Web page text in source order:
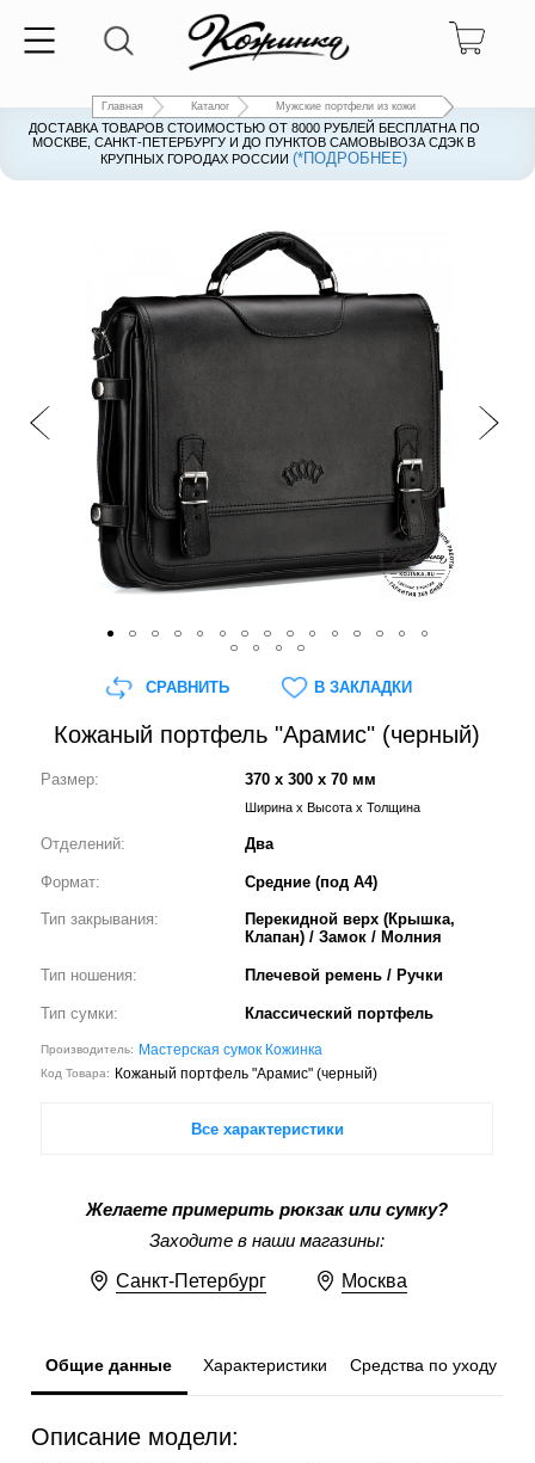
Главная Каталог Мужские портфели из кожи
ДОСТАВКА ТОВАРОВ СТОИМОСТЬЮ ОТ 8000 РУБЛЕЙ БЕСПЛАТНА ПО
МОСКВЕ, САНКТ-ПЕТЕРБУРГУ И ДО ПУНКТОВ САМОВЫВОЗА СДЭК В
КРУПНЫХ ГОРОДАХ РОССИИ(*ПОДРОБНЕЕ)
ДОСТАВКА ТОВАРОВ СТОИМОСТЬЮ ОТ 8000 РУБЛЕЙ БЕСПЛАТНА ПО
МОСКВЕ, САНКТ-ПЕТЕРБУРГУ И ДО ПУНКТОВ САМОВЫВОЗА СДЭК В
КРУПНЫХ ГОРОДАХ РОССИИ(*ПОДРОБНЕЕ)
Кожаный портфель "Арамис" (черный)
Размер: 370 x 300 x 70 мм
Ширина x Высота x Толщина
Отделений: Два
Формат: Средние (под А4)
Тип закрывания:
Перекидной верх (Крышка,
Клапан) / Замок / Молния
Тип ношения: Плечевой ремень / Ручки
Тип сумки: Классический портфель
Производитель: Мастерская сумок Кожинка
Код Товара: Кожаный портфель "Арамис" (черный)
Все характеристики
Желаете примерить рюкзак или сумку?
Заходите в наши магазины:
Санкт-Петербург Москва
СРАВНИТЬ В ЗАКЛАДКИ
Общие данные Характеристики Средства по уходу
Описание модели: